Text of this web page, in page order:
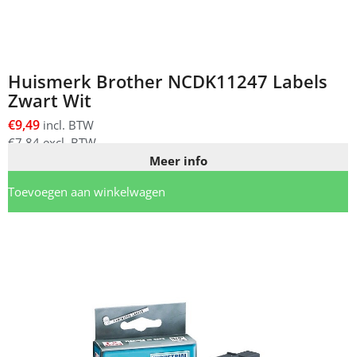
Huismerk Brother NCDK11247 Labels
Zwart Wit
€9,49 incl. BTW
€7,84 excl. BTW
Meer info
Toevoegen aan winkelwagen